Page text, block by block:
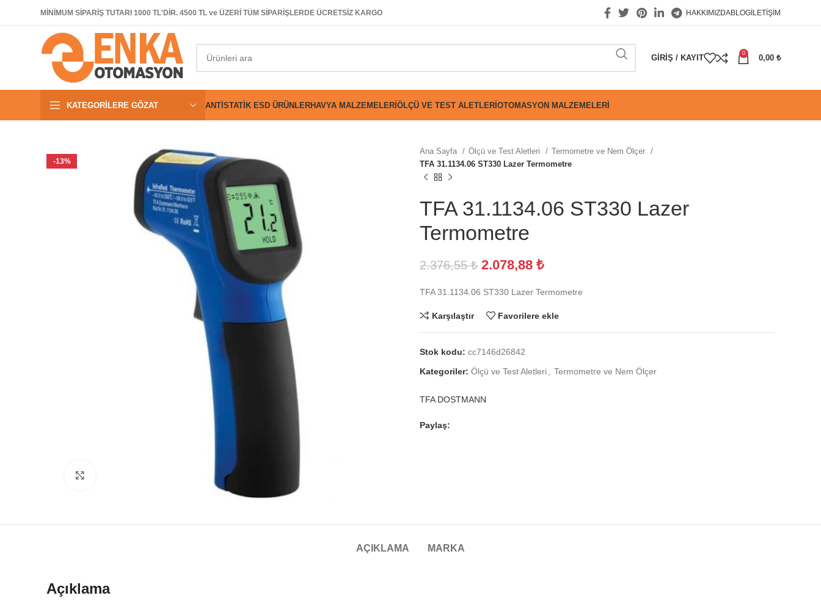
MİNİMUM SİPARİŞ TUTARI 1000 TL'DİR. 4500 TL ve ÜZERİ TÜM SİPARİŞLERDE ÜCRETSİZ KARGO HAKKIMIZDABLOGİLETIŞIM
GIRIŞ / KAYIT
0
0,00 ₺
KATEGORILERE GÖZAT ANTISTATIK ESD ÜRÜNLERHAVYA MALZEMELERIÖLÇÜ VE TEST ALETLERIOTOMASYON MALZEMELERI
-13%
Ana Sayfa Ölçü ve Test Aletleri
Termometre ve Nem Ölçer
TFA 31.1134.06 ST330 Lazer Termometre
TFA 31.1134.06 ST330 Lazer
Termometre
2.376,55₺ 2.078,88 ₺
TFA 31.1134.06 ST330 Lazer Termometre
Karşılaştır Favorilere ekle
Stok kodu: cc7146d26842
Kategoriler: Ölçü ve Test Aletleri Termometre ve Nem Ölçer
TFA DOSTMANN
Paylaş:
AÇIKLAMA MARKA
Açıklama